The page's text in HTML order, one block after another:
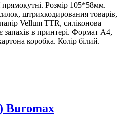
прямокутні. Розмір 105*58мм.
штрихкодирования товарів,
Vellum TTR, силіконова
запахів в принтері. Формат А4,
коробка. Колір білий.
Buromax